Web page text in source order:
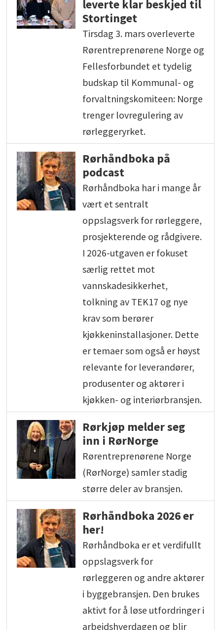
leverte klar beskjed til
Stortinget
Tirsdag 3. mars overleverte
Rørentreprenørene Norge og
Fellesforbundet et tydelig
budskap til Kommunal- og
forvaltningskomiteen: Norge
trenger lovregulering av
rørleggeryrket.
Rørhåndboka på
podcast
Rørhåndboka har i mange år
vært et sentralt
oppslagsverk for rørleggere,
prosjekterende og rådgivere.
I 2026-utgaven er fokuset
særlig rettet mot
vannskadesikkerhet,
tolkning av TEK17 og nye
krav som berører
kjøkkeninstallasjoner. Dette
er temaer som også er høyst
relevante for leverandører,
produsenter og aktører i
kjøkken- og interiørbransjen.
Rørkjøp melder seg
inn i RørNorge
Rørentreprenørene Norge
(RørNorge) samler stadig
større deler av bransjen.
Rørhåndboka 2026 er
her!
Rørhåndboka er et verdifullt
oppslagsverk for
rørleggeren og andre aktører
i byggebransjen. Den brukes
aktivt for å løse utfordringer i
arbeidshverdagen og blir